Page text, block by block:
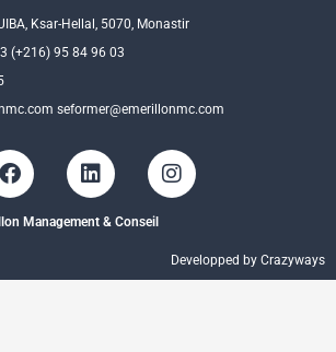
Ksar-Hellal, 5070, Monastir
(+216) 95 84 96 03
seformer@emerillonmc.com
F
a
e
o
L
i
k
d
I
n
a
g
Management & Conseil
Developped by Crazyways